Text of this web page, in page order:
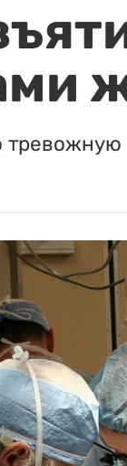
тревожную